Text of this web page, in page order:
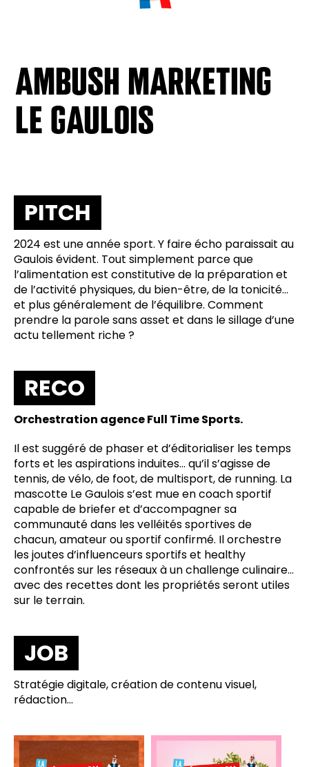
AMBUSH MARKETING
LE GAULOIS
PITCH
2024 est une année sport. Y faire écho paraissait au
Gaulois évident. Tout simplement parce que
l’alimentation est constitutive de la préparation et
de l’activité physiques, du bien-être, de la tonicité…
et plus généralement de l’équilibre. Comment
prendre la parole sans asset et dans le sillage d’une
actu tellement riche ?
RECO
Orchestration agence Full Time Sports.
Il est suggéré de phaser et d’éditorialiser les temps
forts et les aspirations induites… qu’il s’agisse de
tennis, de vélo, de foot, de multisport, de running. La
mascotte Le Gaulois s’est mue en coach sportif
capable de briefer et d’accompagner sa
communauté dans les velléités sportives de
chacun, amateur ou sportif confirmé. Il orchestre
les joutes d’influenceurs sportifs et healthy
confrontés sur les réseaux à un challenge culinaire…
avec des recettes dont les propriétés seront utiles
sur le terrain.
JOB
Stratégie digitale, création de contenu visuel,
rédaction…